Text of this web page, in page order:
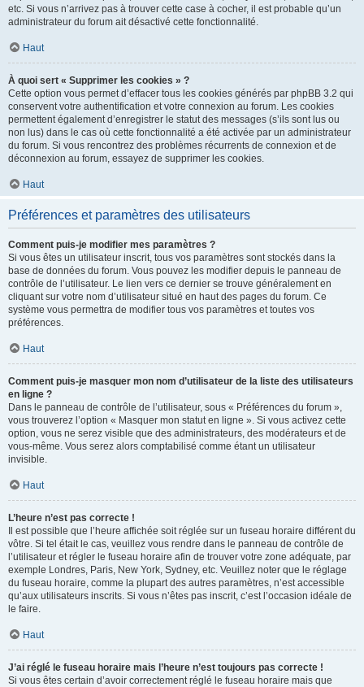
etc. Si vous n’arrivez pas à trouver cette case à cocher, il est probable qu’un
administrateur du forum ait désactivé cette fonctionnalité.
Haut
À quoi sert « Supprimer les cookies » ?
Cette option vous permet d’effacer tous les cookies générés par phpBB 3.2 qui
conservent votre authentification et votre connexion au forum. Les cookies
permettent également d’enregistrer le statut des messages (s’ils sont lus ou
non lus) dans le cas où cette fonctionnalité a été activée par un administrateur
du forum. Si vous rencontrez des problèmes récurrents de connexion et de
déconnexion au forum, essayez de supprimer les cookies.
Haut
Préférences et paramètres des utilisateurs
Comment puis-je modifier mes paramètres ?
Si vous êtes un utilisateur inscrit, tous vos paramètres sont stockés dans la
base de données du forum. Vous pouvez les modifier depuis le panneau de
contrôle de l’utilisateur. Le lien vers ce dernier se trouve généralement en
cliquant sur votre nom d’utilisateur situé en haut des pages du forum. Ce
système vous permettra de modifier tous vos paramètres et toutes vos
préférences.
Haut
Comment puis-je masquer mon nom d’utilisateur de la liste des utilisateurs
en ligne ?
Dans le panneau de contrôle de l’utilisateur, sous « Préférences du forum »,
vous trouverez l’option « Masquer mon statut en ligne ». Si vous activez cette
option, vous ne serez visible que des administrateurs, des modérateurs et de
vous-même. Vous serez alors comptabilisé comme étant un utilisateur
invisible.
Haut
L’heure n’est pas correcte !
Il est possible que l’heure affichée soit réglée sur un fuseau horaire différent du
vôtre. Si tel était le cas, veuillez vous rendre dans le panneau de contrôle de
l’utilisateur et régler le fuseau horaire afin de trouver votre zone adéquate, par
exemple Londres, Paris, New York, Sydney, etc. Veuillez noter que le réglage
du fuseau horaire, comme la plupart des autres paramètres, n’est accessible
qu’aux utilisateurs inscrits. Si vous n’êtes pas inscrit, c’est l’occasion idéale de
le faire.
Haut
J’ai réglé le fuseau horaire mais l’heure n’est toujours pas correcte !
Si vous êtes certain d’avoir correctement réglé le fuseau horaire mais que